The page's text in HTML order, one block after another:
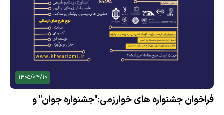
فراخوان جشنواره های خوارزمی:"جشنواره جوان" و
1405/04/10